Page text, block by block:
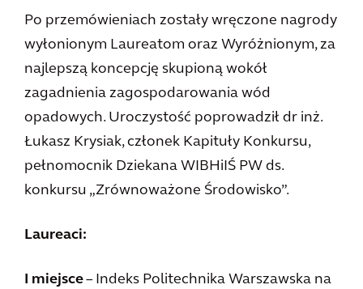
Po przemówieniach zostały wręczone nagrody
wyłonionym Laureatom oraz Wyróżnionym, za
najlepszą koncepcję skupioną wokół
zagadnienia zagospodarowania wód
opadowych. Uroczystość poprowadził dr inż.
Łukasz Krysiak, członek Kapituły Konkursu,
pełnomocnik Dziekana WIBHiIŚ PW ds.
konkursu „Zrównoważone Środowisko”.
Laureaci:
I miejsce– Indeks Politechnika Warszawska na